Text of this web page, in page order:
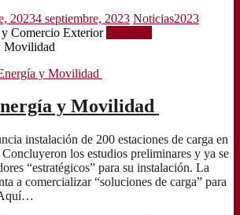
20234 septiembre, 2023 Noticias2023
Comercio Exterior
Movilidad
y Movilidad
instalación de 200 estaciones de carga en
los estudios preliminares y ya se
“estratégicos” para su instalación. La
a comercializar “soluciones de carga” para
Aquí…